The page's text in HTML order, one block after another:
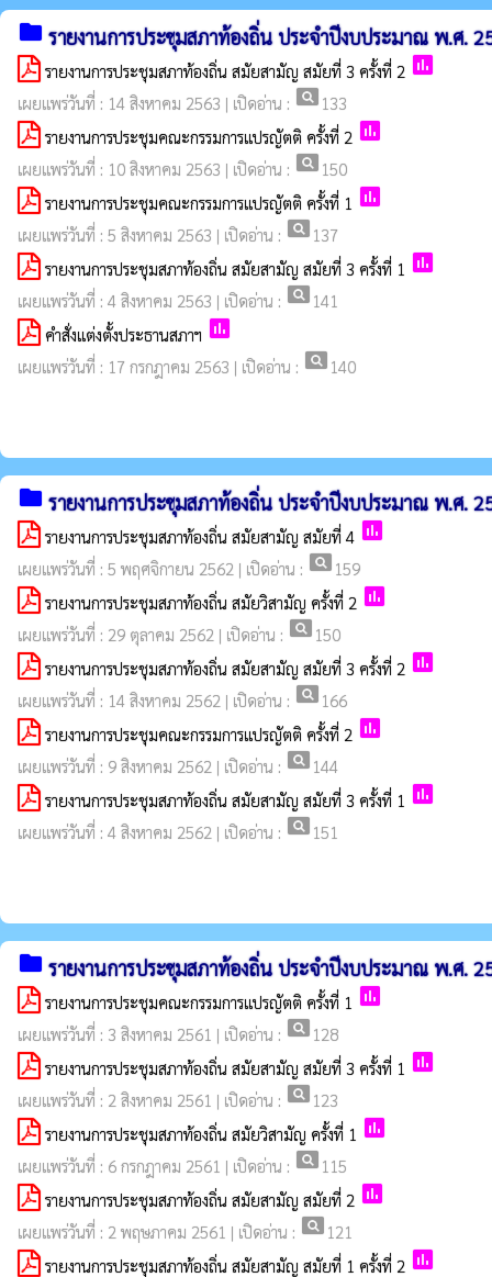
folder รายงานการประชุมสภาท้องถิ่น ประจำปีงบประมาณ พ.ศ.
รายงานการประชุมสภาท้องถิ่น สมัยสามัญ สมัยที่ 3 ครั้งที่ 2 poll
เผยแพร่วันที่ : 14 สิงหาคม 2563 | เปิดอ่าน : pageview 133
รายงานการประชุมคณะกรรมการแปรญัตติ ครั้งที่ 2 poll
เผยแพร่วันที่ : 10 สิงหาคม 2563 | เปิดอ่าน : pageview 150
รายงานการประชุมคณะกรรมการแปรญัตติ ครั้งที่ 1 poll
เผยแพร่วันที่ : 5 สิงหาคม 2563 | เปิดอ่าน : pageview 137
รายงานการประชุมสภาท้องถิ่น สมัยสามัญ สมัยที่ 3 ครั้งที่ 1 poll
เผยแพร่วันที่ : 4 สิงหาคม 2563 | เปิดอ่าน : pageview 141
คำสั่งแต่งตั้งประธานสภาฯ poll
เผยแพร่วันที่ : 17 กรกฎาคม 2563 | เปิดอ่าน : pageview 140
folder รายงานการประชุมสภาท้องถิ่น ประจำปีงบประมาณ พ.ศ.
รายงานการประชุมสภาท้องถิ่น สมัยสามัญ สมัยที่ 4 poll
เผยแพร่วันที่ : 5 พฤศจิกายน 2562 | เปิดอ่าน : pageview 159
รายงานการประชุมสภาท้องถิ่น สมัยวิสามัญ ครั้งที่ 2 poll
เผยแพร่วันที่ : 29 ตุลาคม 2562 | เปิดอ่าน : pageview 150
รายงานการประชุมสภาท้องถิ่น สมัยสามัญ สมัยที่ 3 ครั้งที่ 2 poll
เผยแพร่วันที่ : 14 สิงหาคม 2562 | เปิดอ่าน : pageview 166
รายงานการประชุมคณะกรรมการแปรญัตติ ครั้งที่ 2 poll
เผยแพร่วันที่ : 9 สิงหาคม 2562 | เปิดอ่าน : pageview 144
รายงานการประชุมสภาท้องถิ่น สมัยสามัญ สมัยที่ 3 ครั้งที่ 1 poll
เผยแพร่วันที่ : 4 สิงหาคม 2562 | เปิดอ่าน : pageview 151
folder รายงานการประชุมสภาท้องถิ่น ประจำปีงบประมาณ พ.ศ.
รายงานการประชุมคณะกรรมการแปรญัตติ ครั้งที่ 1 poll
เผยแพร่วันที่ : 3 สิงหาคม 2561 | เปิดอ่าน : pageview 128
รายงานการประชุมสภาท้องถิ่น สมัยสามัญ สมัยที่ 3 ครั้งที่ 1 poll
เผยแพร่วันที่ : 2 สิงหาคม 2561 | เปิดอ่าน : pageview 123
รายงานการประชุมสภาท้องถิ่น สมัยวิสามัญ ครั้งที่ 1 poll
เผยแพร่วันที่ : 6 กรกฎาคม 2561 | เปิดอ่าน : pageview 115
รายงานการประชุมสภาท้องถิ่น สมัยสามัญ สมัยที่ 2 poll
เผยแพร่วันที่ : 2 พฤษภาคม 2561 | เปิดอ่าน : pageview 121
รายงานการประชุมสภาท้องถิ่น สมัยสามัญ สมัยที่ 1 ครั้งที่ 2 poll